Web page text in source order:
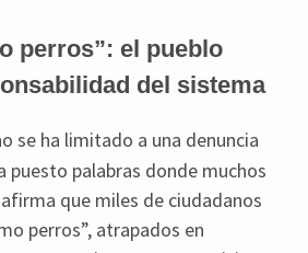
perros”: el pueblo
del sistema
se ha limitado a una denuncia
puesto palabras donde muchos
que miles de ciudadanos
perros”, atrapados en